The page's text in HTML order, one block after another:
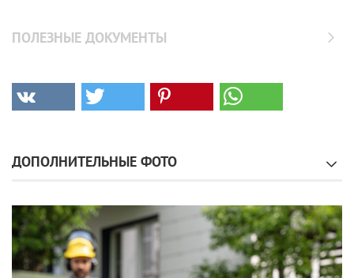
ПОЛЕЗНЫЕ ДОКУМЕНТЫ
ДОПОЛНИТЕЛЬНЫЕ ФОТО